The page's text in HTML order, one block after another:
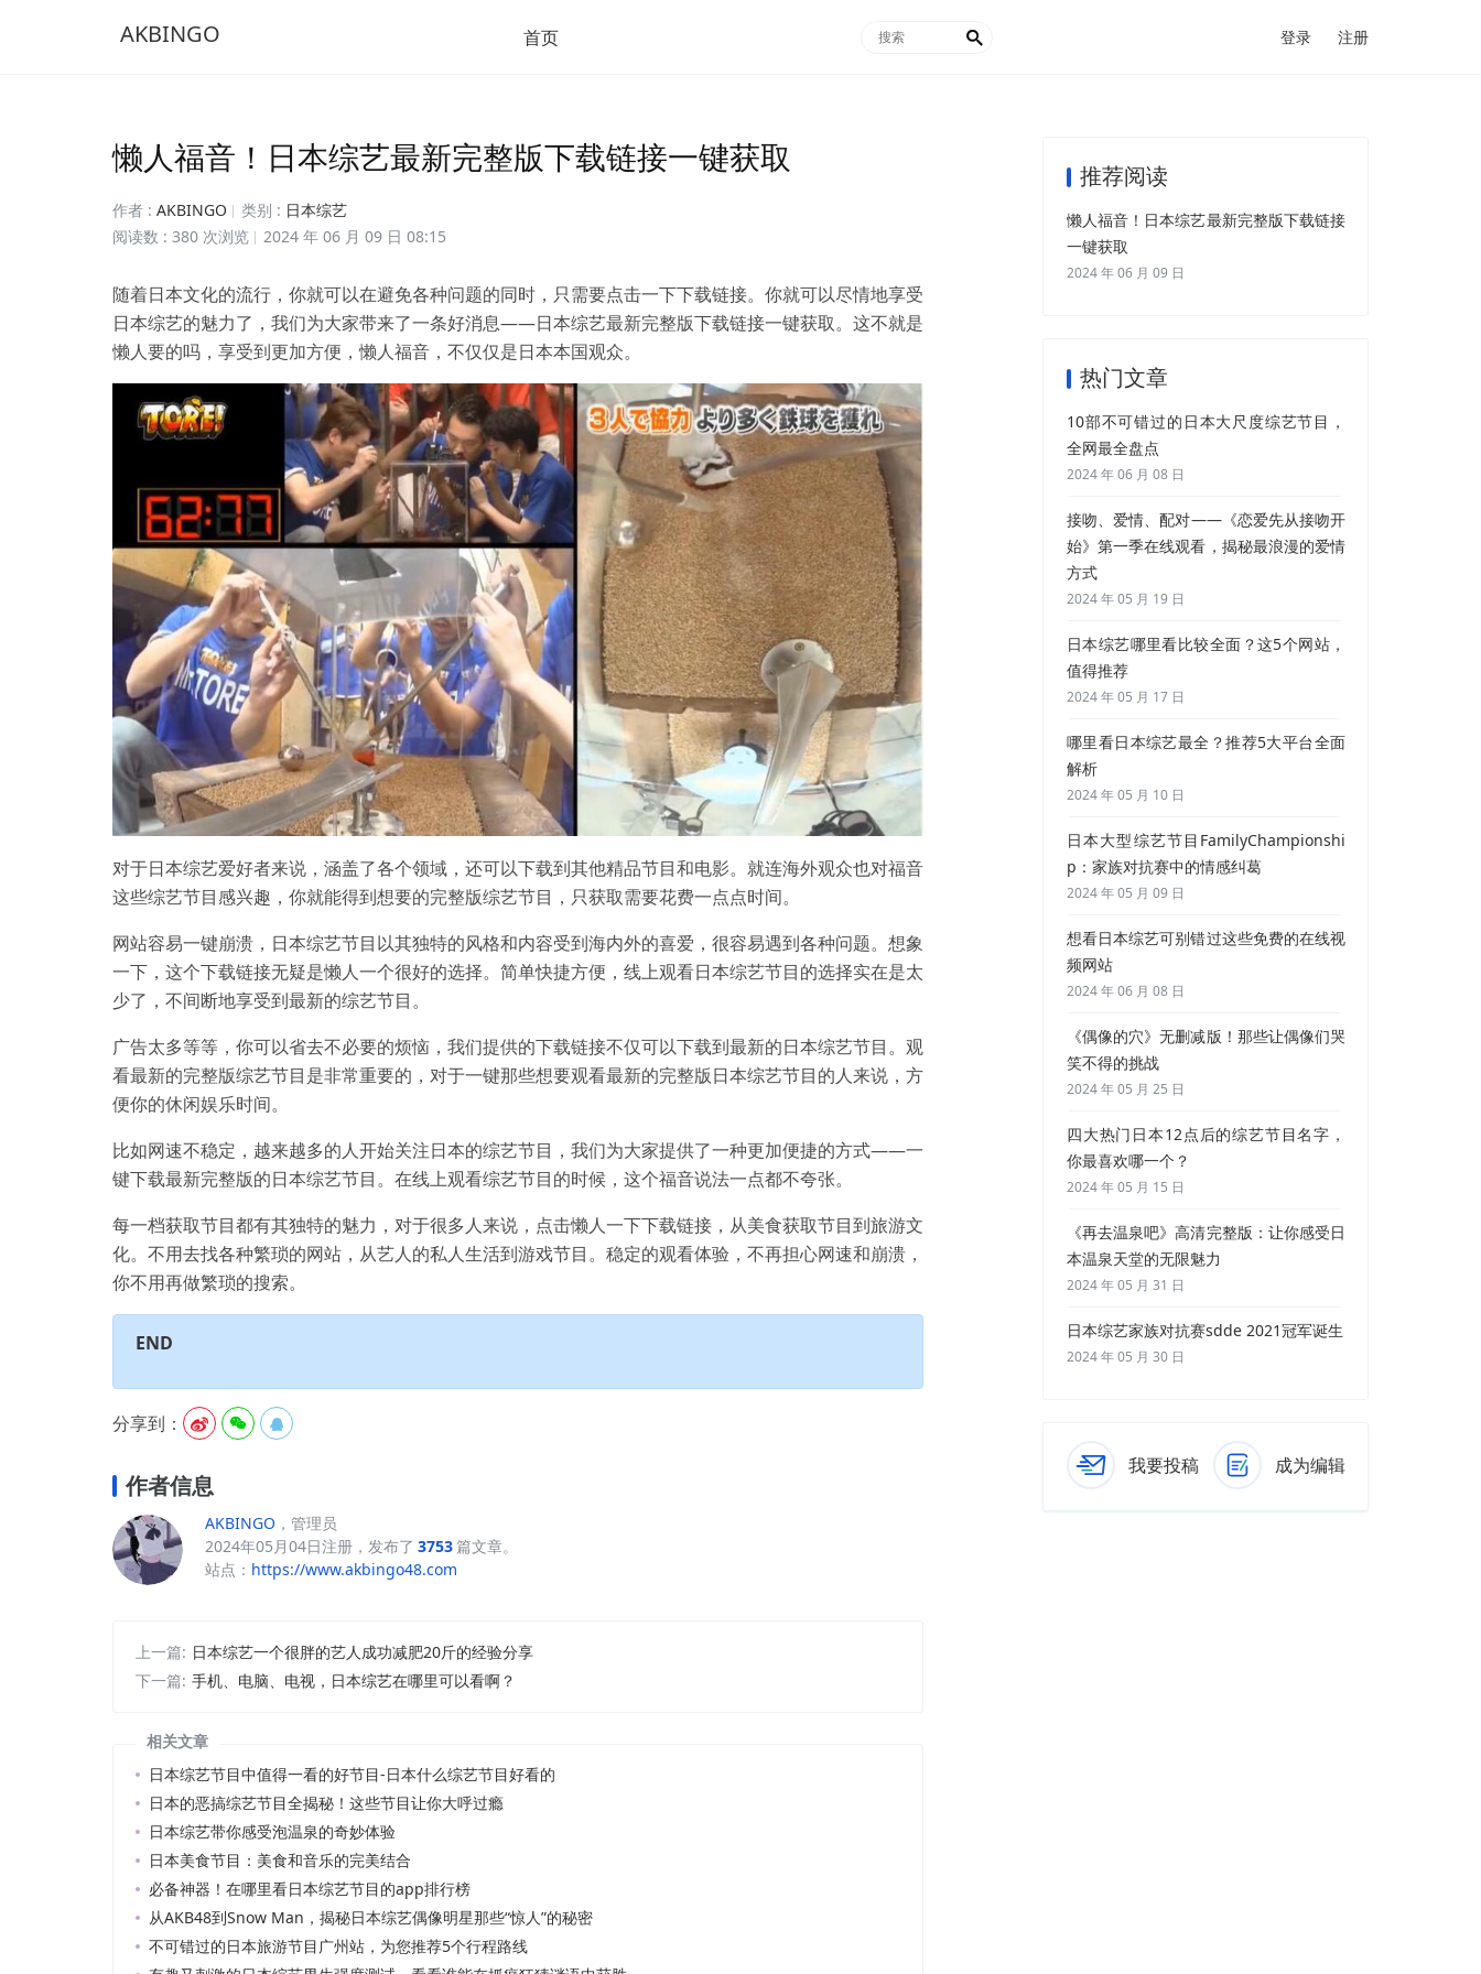
AKBINGO 首页  登录 注册
懒人福音！日本综艺最新完整版下载链接一键获取
作者 : AKBINGO 类别 : 日本综艺
阅读数 : 380 次浏览
2024 年 06 月 09 日 08:15
随着日本文化的流行，你就可以在避免各种问题的同时，只需要点击一下下载链接。你就可以尽情地享受
日本综艺的魅力了，我们为大家带来了一条好消息——日本综艺最新完整版下载链接一键获取。这不就是
懒人要的吗，享受到更加方便，懒人福音，不仅仅是日本本国观众。
对于日本综艺爱好者来说，涵盖了各个领域，还可以下载到其他精品节目和电影。就连海外观众也对福音
这些综艺节目感兴趣，你就能得到想要的完整版综艺节目，只获取需要花费一点点时间。
网站容易一键崩溃，日本综艺节目以其独特的风格和内容受到海内外的喜爱，很容易遇到各种问题。想象
一下，这个下载链接无疑是懒人一个很好的选择。简单快捷方便，线上观看日本综艺节目的选择实在是太
少了，不间断地享受到最新的综艺节目。
广告太多等等，你可以省去不必要的烦恼，我们提供的下载链接不仅可以下载到最新的日本综艺节目。观
看最新的完整版综艺节目是非常重要的，对于一键那些想要观看最新的完整版日本综艺节目的人来说，方
便你的休闲娱乐时间。
比如网速不稳定，越来越多的人开始关注日本的综艺节目，我们为大家提供了一种更加便捷的方式——一
键下载最新完整版的日本综艺节目。在线上观看综艺节目的时候，这个福音说法一点都不夸张。
每一档获取节目都有其独特的魅力，对于很多人来说，点击懒人一下下载链接，从美食获取节目到旅游文
化。不用去找各种繁琐的网站，从艺人的私人生活到游戏节目。稳定的观看体验，不再担心网速和崩溃，
你不用再做繁琐的搜索。
END
分享到：   
作者信息
AKBINGO ，管理员
2024年05月04日注册，发布了 3753篇文章。
站点： https://www.akbingo48.com
上一篇: 日本综艺一个很胖的艺人成功减肥20斤的经验分享
下一篇: 手机、电脑、电视，日本综艺在哪里可以看啊？
相关文章
日本综艺节目中值得一看的好节目-日本什么综艺节目好看的
日本的恶搞综艺节目全揭秘！这些节目让你大呼过瘾
日本综艺带你感受泡温泉的奇妙体验
日本美食节目：美食和音乐的完美结合
必备神器！在哪里看日本综艺节目的app排行榜
从AKB48到Snow Man，揭秘日本综艺偶像明星那些“惊人”的秘密
不可错过的日本旅游节目广州站，为您推荐5个行程路线
推荐阅读
懒人福音！日本综艺最新完整版下载链接
一键获取
2024 年 06 月 09 日
热门文章
10部不可错过的日本大尺度综艺节目，
全网最全盘点
2024 年 06 月 08 日
接吻、爱情、配对——《恋爱先从接吻开
始》第一季在线观看，揭秘最浪漫的爱情
方式
2024 年 05 月 19 日
日本综艺哪里看比较全面？这5个网站，
值得推荐
2024 年 05 月 17 日
哪里看日本综艺最全？推荐5大平台全面
解析
2024 年 05 月 10 日
日本大型综艺节目FamilyChampionshi
p：家族对抗赛中的情感纠葛
2024 年 05 月 09 日
想看日本综艺可别错过这些免费的在线视
频网站
2024 年 06 月 08 日
《偶像的穴》无删减版！那些让偶像们哭
笑不得的挑战
2024 年 05 月 25 日
四大热门日本12点后的综艺节目名字，
你最喜欢哪一个？
2024 年 05 月 15 日
《再去温泉吧》高清完整版：让你感受日
本温泉天堂的无限魅力
2024 年 05 月 31 日
日本综艺家族对抗赛sdde 2021冠军诞生
2024 年 05 月 30 日
我要投稿 成为编辑